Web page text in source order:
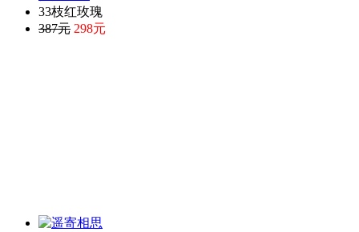
33枝红玫瑰
387元 298元